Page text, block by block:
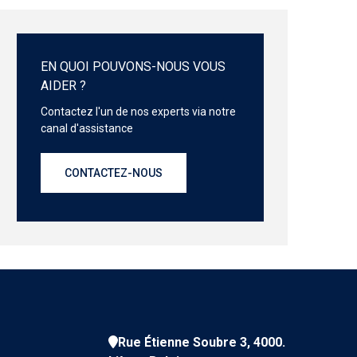
EN QUOI POUVONS-NOUS VOUS
AIDER ?
Contactez l'un de nos experts via notre
canal d'assistance
CONTACTEZ-NOUS
Rue Étienne Soubre 3, 4000.